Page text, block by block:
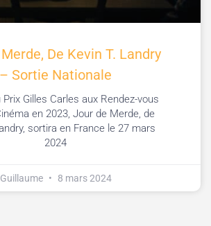
De Kevin T. Landry
– Sortie Nationale
Gilles Carles aux Rendez-vous
en 2023, Jour de Merde, de
sortira en France le 27 mars
2024
Guillaume 8 mars 2024